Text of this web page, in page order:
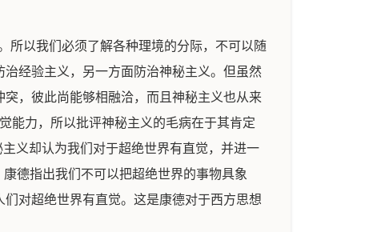
所以我们必须了解各种理境的分际，不可以随
经验主义，另一方面防治神秘主义。但虽然
，彼此尚能够相融洽，而且神秘主义也从来
能力，所以批评神秘主义的毛病在于其肯定
义却认为我们对于超绝世界有直觉，并进一
德指出我们不可以把超绝世界的事物具象
对超绝世界有直觉。这是康德对于西方思想